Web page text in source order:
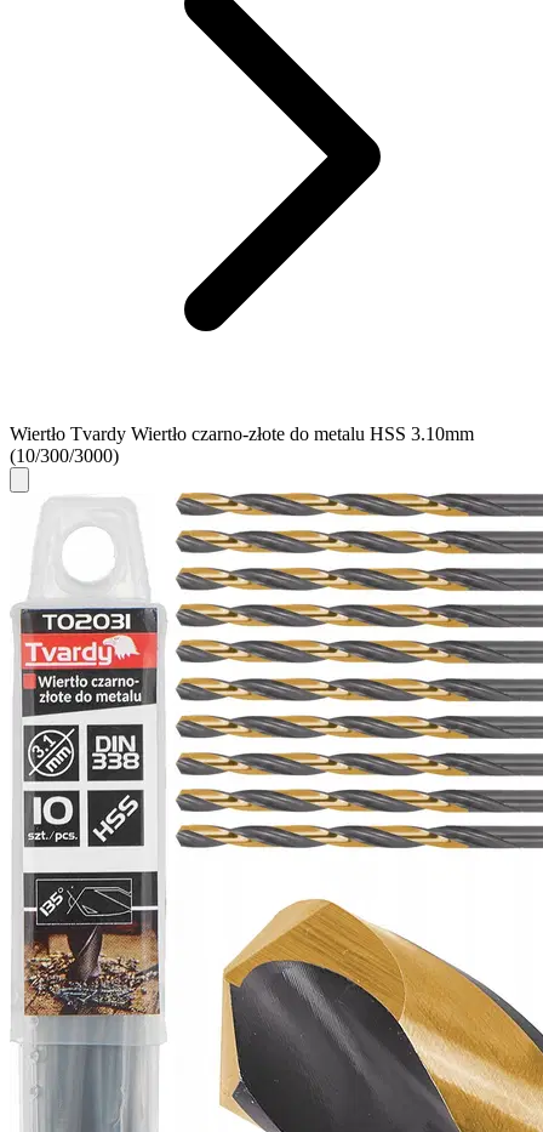
Wiertło Tvardy Wiertło czarno-złote do metalu HSS 3.10mm
(10/300/3000)